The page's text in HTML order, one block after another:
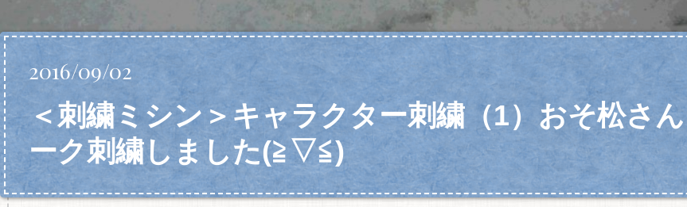
2016/09/02
＜刺繍ミシン＞キャラクター刺繍（1）おそ松さ
ーク刺繍しました(≧▽≦)